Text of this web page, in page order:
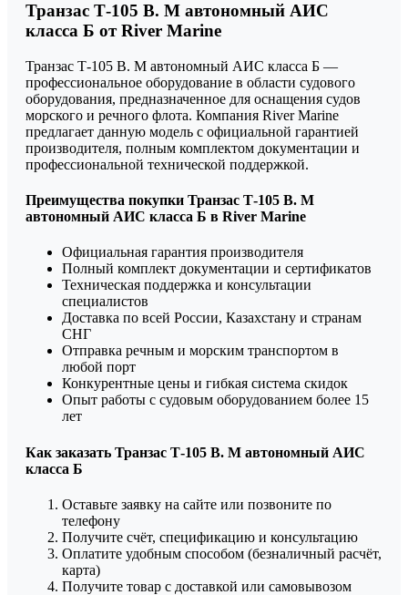
Транзас Т-105 В. М автономный АИС
класса Б от River Marine
Транзас Т-105 В. М автономный АИС класса Б —
профессиональное оборудование в области судового
оборудования, предназначенное для оснащения судов
морского и речного флота. Компания River Marine
предлагает данную модель с официальной гарантией
производителя, полным комплектом документации и
профессиональной технической поддержкой.
Преимущества покупки Транзас Т-105 В. М
автономный АИС класса Б в River Marine
Официальная гарантия производителя
Полный комплект документации и сертификатов
Техническая поддержка и консультации
специалистов
Доставка по всей России, Казахстану и странам
СНГ
Отправка речным и морским транспортом в
любой порт
Конкурентные цены и гибкая система скидок
Опыт работы с судовым оборудованием более 15
лет
Как заказать Транзас Т-105 В. М автономный АИС
класса Б
Оставьте заявку на сайте или позвоните по
телефону
Получите счёт, спецификацию и консультацию
Оплатите удобным способом (безналичный расчёт,
карта)
Получите товар с доставкой или самовывозом